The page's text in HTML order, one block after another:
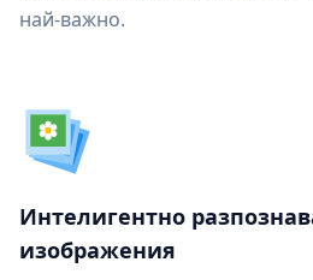
най-важно.
Интелигентно
изображения